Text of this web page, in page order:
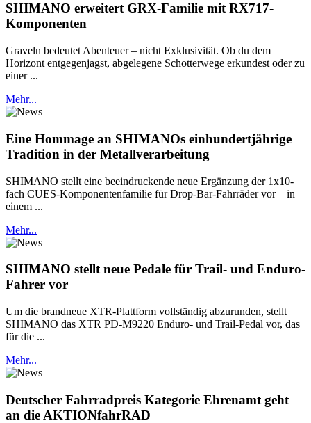
SHIMANO erweitert GRX-Familie mit RX717-
Komponenten
Graveln bedeutet Abenteuer – nicht Exklusivität. Ob du dem
Horizont entgegenjagst, abgelegene Schotterwege erkundest oder zu
einer ...
Mehr...
Eine Hommage an SHIMANOs einhundertjährige
Tradition in der Metallverarbeitung
SHIMANO stellt eine beeindruckende neue Ergänzung der 1x10-
fach CUES-Komponentenfamilie für Drop-Bar-Fahrräder vor – in
einem ...
Mehr...
SHIMANO stellt neue Pedale für Trail- und Enduro-
Fahrer vor
Um die brandneue XTR-Plattform vollständig abzurunden, stellt
SHIMANO das XTR PD-M9220 Enduro- und Trail-Pedal vor, das
für die ...
Mehr...
Deutscher Fahrradpreis Kategorie Ehrenamt geht
an die AKTIONfahrRAD